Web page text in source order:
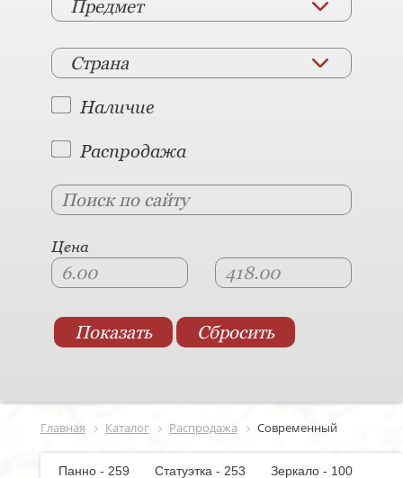
Предмет
Страна
Наличие
Распродажа
Цена
Главная Каталог Распродажа Современный
Панно - 259 Статуэтка - 253
Зеркало - 100